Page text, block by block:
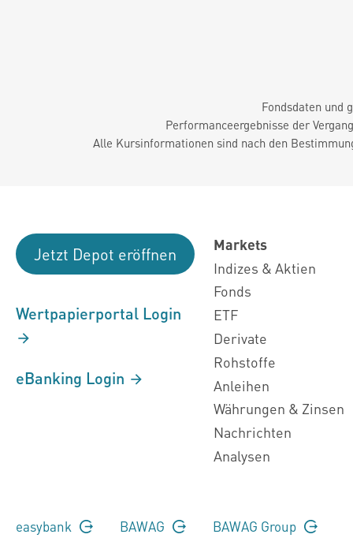
Fondsdaten und
Performanceergebnisse der
Alle Kursinformationen sind nach den
Jetzt Depot eröffnen
Wertpapierportal Login
eBanking Login
Markets
Indizes & Aktien
Fonds
ETF
Derivate
Rohstoffe
Anleihen
Währungen & Zinsen
Nachrichten
Analysen
easybank BAWAG BAWAG Group